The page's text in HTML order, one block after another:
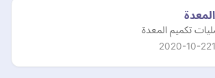
تكميم المعدة
2020-10-22